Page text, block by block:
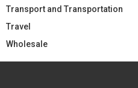
Transport and Transportation
Travel
Wholesale